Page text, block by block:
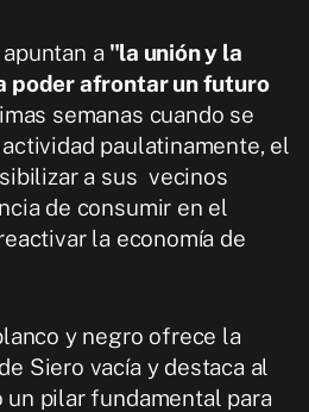
a "la unión y la
poder afrontar un futuro
semanas cuando se
paulatinamente, el
a sus vecinos
de consumir en el
la economía de
y negro ofrece la
Siero vacía y destaca al
pilar fundamental para